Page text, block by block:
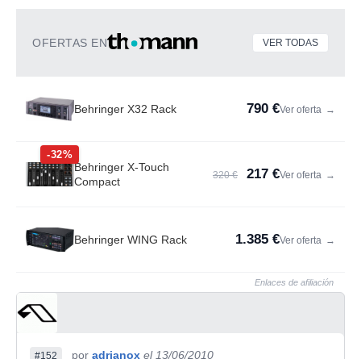
OFERTAS EN VER TODAS
Behringer X32 Rack 790 €Ver oferta →
-32%
Behringer X-Touch
Compact
320 € 217 €Ver oferta →
Behringer WING Rack 1.385 €Ver oferta →
Enlaces de afiliación
#152 por adrianox el 13/06/2010